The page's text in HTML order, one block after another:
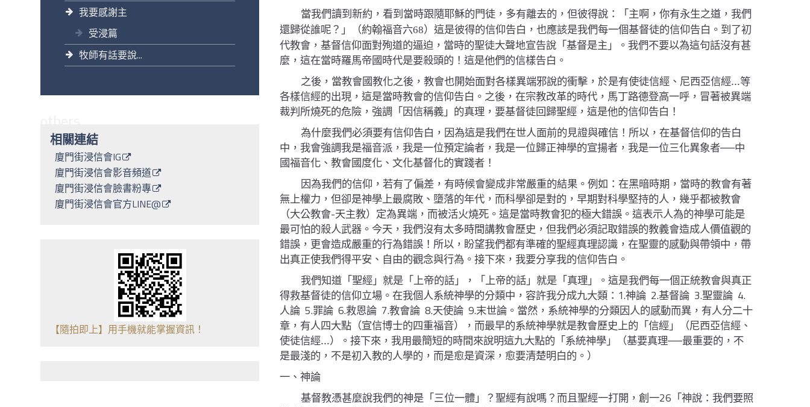
我要感謝主
受浸篇
牧師有話要說...
相關連結
廈門街浸信會IG
廈門街浸信會影音頻道
廈門街浸信會臉書粉專
廈門街浸信會官方LINE@
【隨拍即上】用手機就能掌握資訊！
當我們讀到新約，看到當時跟隨耶穌的門徒，多有離去的，但彼得說：
「主啊，你有永生之道，我們
還歸從誰呢？」（約翰福音六68）這是彼得的信仰告白，也應該是我們每一個基督徒的信仰告白。到了初
代教會，基督信仰面對殉道的逼迫，當時的聖徒大聲地宣告說「基督是主」。我們不要以為這句話沒有甚
麼，這在當時羅馬帝國時代是要殺頭的！這是他們的信樣告白。
之後，當教會國教化之後，教會也開始面對各樣異端邪說的衝擊，於是有使徒信經、尼西亞信經…等
各樣信經的出現，這是當時教會的信仰告白。之後，在宗教改革的時代，馬丁路德登高一呼，冒著被異端
裁判所燒死的危險，強調「因信稱義」的真理，要基督徒回歸聖經，這是他的信仰告白！
為什麼我們必須要有信仰告白，因為這是我們在世人面前的見證與確信！所以，在基督信仰的告白
中，我會強調我是福音派，我是一位預定論者，我是一位歸正神學的宣揚者，我是一位三化異象者──中
國福音化、教會國度化、文化基督化的實踐者！
因為我們的信仰，若有了偏差，有時候會變成非常嚴重的結果。例如：在黑暗時期，當時的教會有著
無上權力，但卻是神學上最腐敗、墮落的年代，而科學卻是對的，早期對科學堅持的人，幾乎都被教會
（大公教會-天主教） 定為異端，而被活火燒死。這是當時教會犯的極大錯誤。這表示人為的神學可能是
最可怕的殺人武器。今天，我們沒有太多時間講教會歷史，但我們必須記取錯誤的教義會造成人價值觀的
錯誤，更會造成嚴重的行為錯誤！所以，盼望我們都有準確的聖經真理認識，在聖靈的感動與帶領中，帶
出真正使我們得平安、自由的觀念與行為。接下來，我要分享我的信仰告白。
我們知道「聖經」就是「上帝的話」，「上帝的話」就是「真理」。這是我們每一個正統教會與真正
得救基督徒的信仰立場。在我個人系統神學的分類中，容許我分成九大類： 1.神論 2.基督論 3.聖靈論 4.
人論 5.罪論 6.救恩論 7.教會論 8.天使論 9.末世論。當然，系統神學的分類因人的感動而異，有人分二十
章，有人四大點 （宣信博士的四重福音） ，而最早的系統神學就是教會歷史上的「信經」 （尼西亞信經、
使徒信經…）。接下來，我用最簡短的時間來說明這九大點的「系統神學」 （基要真理──最重要的，不
是最淺的，不是初入教的人學的，而是愈是資深，愈要清楚明白的。 ）
一、神論
基督教憑甚麼說我們的神是「三位一體」？聖經有說嗎？而且聖經一打開，創一26 「神說：我們要照